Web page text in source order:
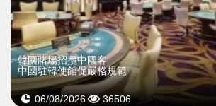
韓國賭場招攬中國客
中國駐韓使館促嚴格規範
06/08/2026 36506